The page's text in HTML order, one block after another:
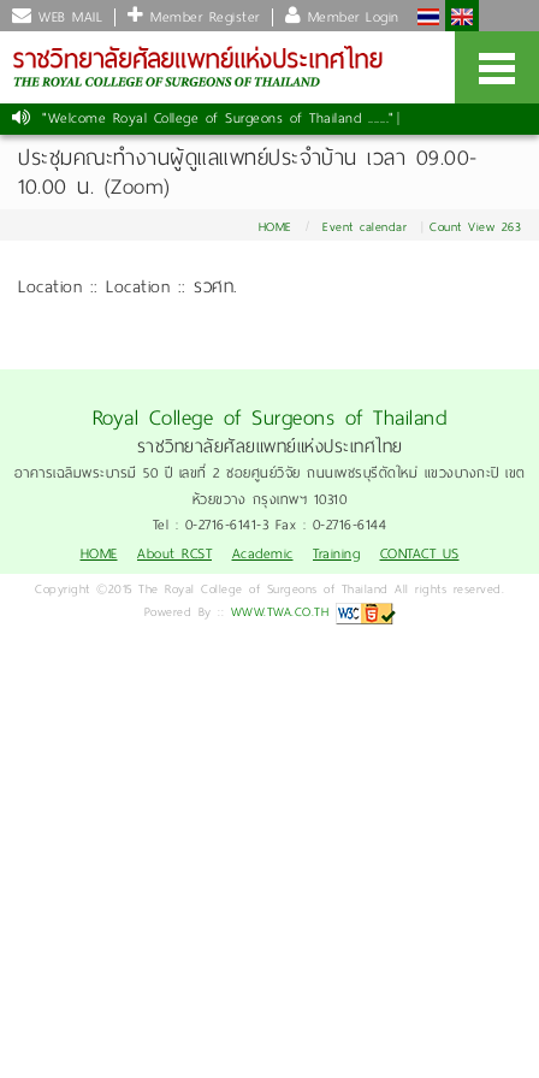
WEB MAIL Member Register Member Login
"Welcome Royal College of Surgeons of Thailand ......." |
ประชุมคณะทำงานผู้ดูแลแพทย์ประจำบ้าน เวลา 09.00-
10.00 น. (Zoom)
HOME Event calendar Count View 263
Location :: Location :: รวศท.
Royal College of Surgeons of Thailand
ราชวิทยาลัยศัลยแพทย์แห่งประเทศไทย
อาคารเฉลิมพระบารมี 50 ปี เลขที่ 2 ซอยศูนย์วิจัย ถนนเพชรบุรีตัดใหม่ แขวงบางกะปิ เขต
ห้วยขวาง กรุงเทพฯ 10310
Tel : 0-2716-6141-3 Fax : 0-2716-6144
HOME
About RCST Academic Training CONTACT US
Copyright ©2015 The Royal College of Surgeons of Thailand All rights reserved.
Powered By :: WWW.TWA.CO.TH